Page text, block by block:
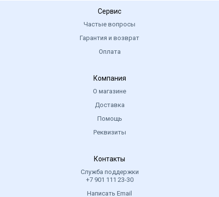
Сервис
Частые вопросы
Гарантия и возврат
Оплата
Компания
О магазине
Доставка
Помощь
Реквизиты
Контакты
Служба поддержки
+7 901 111 23-30
Написать Email